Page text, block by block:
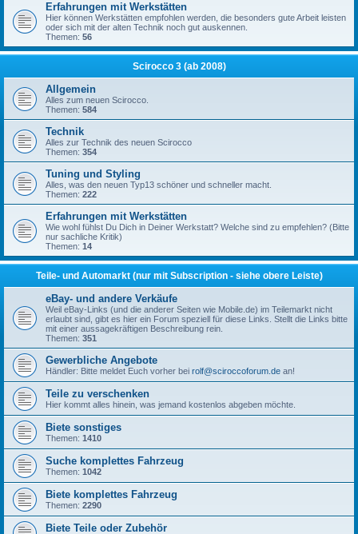
Erfahrungen mit Werkstätten
Hier können Werkstätten empfohlen werden, die besonders gute Arbeit leisten
oder sich mit der alten Technik noch gut auskennen.
Themen: 56
Scirocco 3 (ab 2008)
Allgemein
Alles zum neuen Scirocco.
Themen: 584
Technik
Alles zur Technik des neuen Scirocco
Themen: 354
Tuning und Styling
Alles, was den neuen Typ13 schöner und schneller macht.
Themen: 222
Erfahrungen mit Werkstätten
Wie wohl fühlst Du Dich in Deiner Werkstatt? Welche sind zu empfehlen? (Bitte
nur sachliche Kritik)
Themen: 14
Teile- und Automarkt (nur mit Subscription - siehe obere Leiste)
eBay- und andere Verkäufe
Weil eBay-Links (und die anderer Seiten wie Mobile.de) im Teilemarkt nicht
erlaubt sind, gibt es hier ein Forum speziell für diese Links. Stellt die Links bitte
mit einer aussagekräftigen Beschreibung rein.
Themen: 351
Gewerbliche Angebote
Händler: Bitte meldet Euch vorher bei rolf@sciroccoforum.de an!
Teile zu verschenken
Hier kommt alles hinein, was jemand kostenlos abgeben möchte.
Biete sonstiges
Themen: 1410
Suche komplettes Fahrzeug
Themen: 1042
Biete komplettes Fahrzeug
Themen: 2290
Biete Teile oder Zubehör